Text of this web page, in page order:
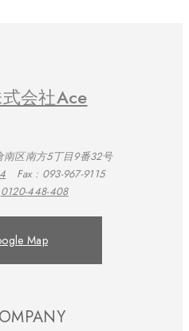
会社Ace
区南方5丁目9番32号
Fax : 093-967-9115
0120-448-408
Map